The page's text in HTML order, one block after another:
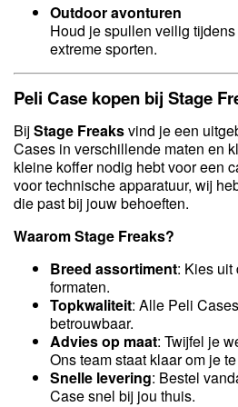
Outdoor avonturen
Houd je spullen veilig
extreme sporten.
Peli Case kopen bij Stage
BijStage Freaksvind je een
Cases in verschillende maten en
kleine koffer nodig hebt voor een
voor technische apparatuur, wij
die past bij jouw behoeften.
Waarom Stage Freaks?
Breed assortiment: Kies uit
formaten.
Topkwaliteit: Alle Peli
betrouwbaar.
Advies op maat: Twijfel je
Ons team staat klaar om je
Snelle levering: Bestel
Case snel bij jou thuis.